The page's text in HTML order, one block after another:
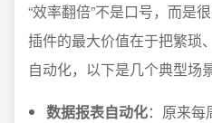
“效率翻倍”不是口号，而是
插件的最大价值在于把繁琐
自动化，以下是几个典型场景
数据报表自动化：原来